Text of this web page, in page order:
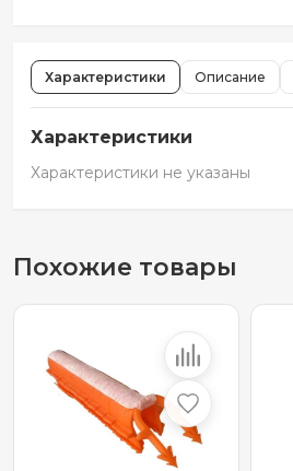
Характеристики Описание
Характеристики
Характеристики не указаны
Похожие товары